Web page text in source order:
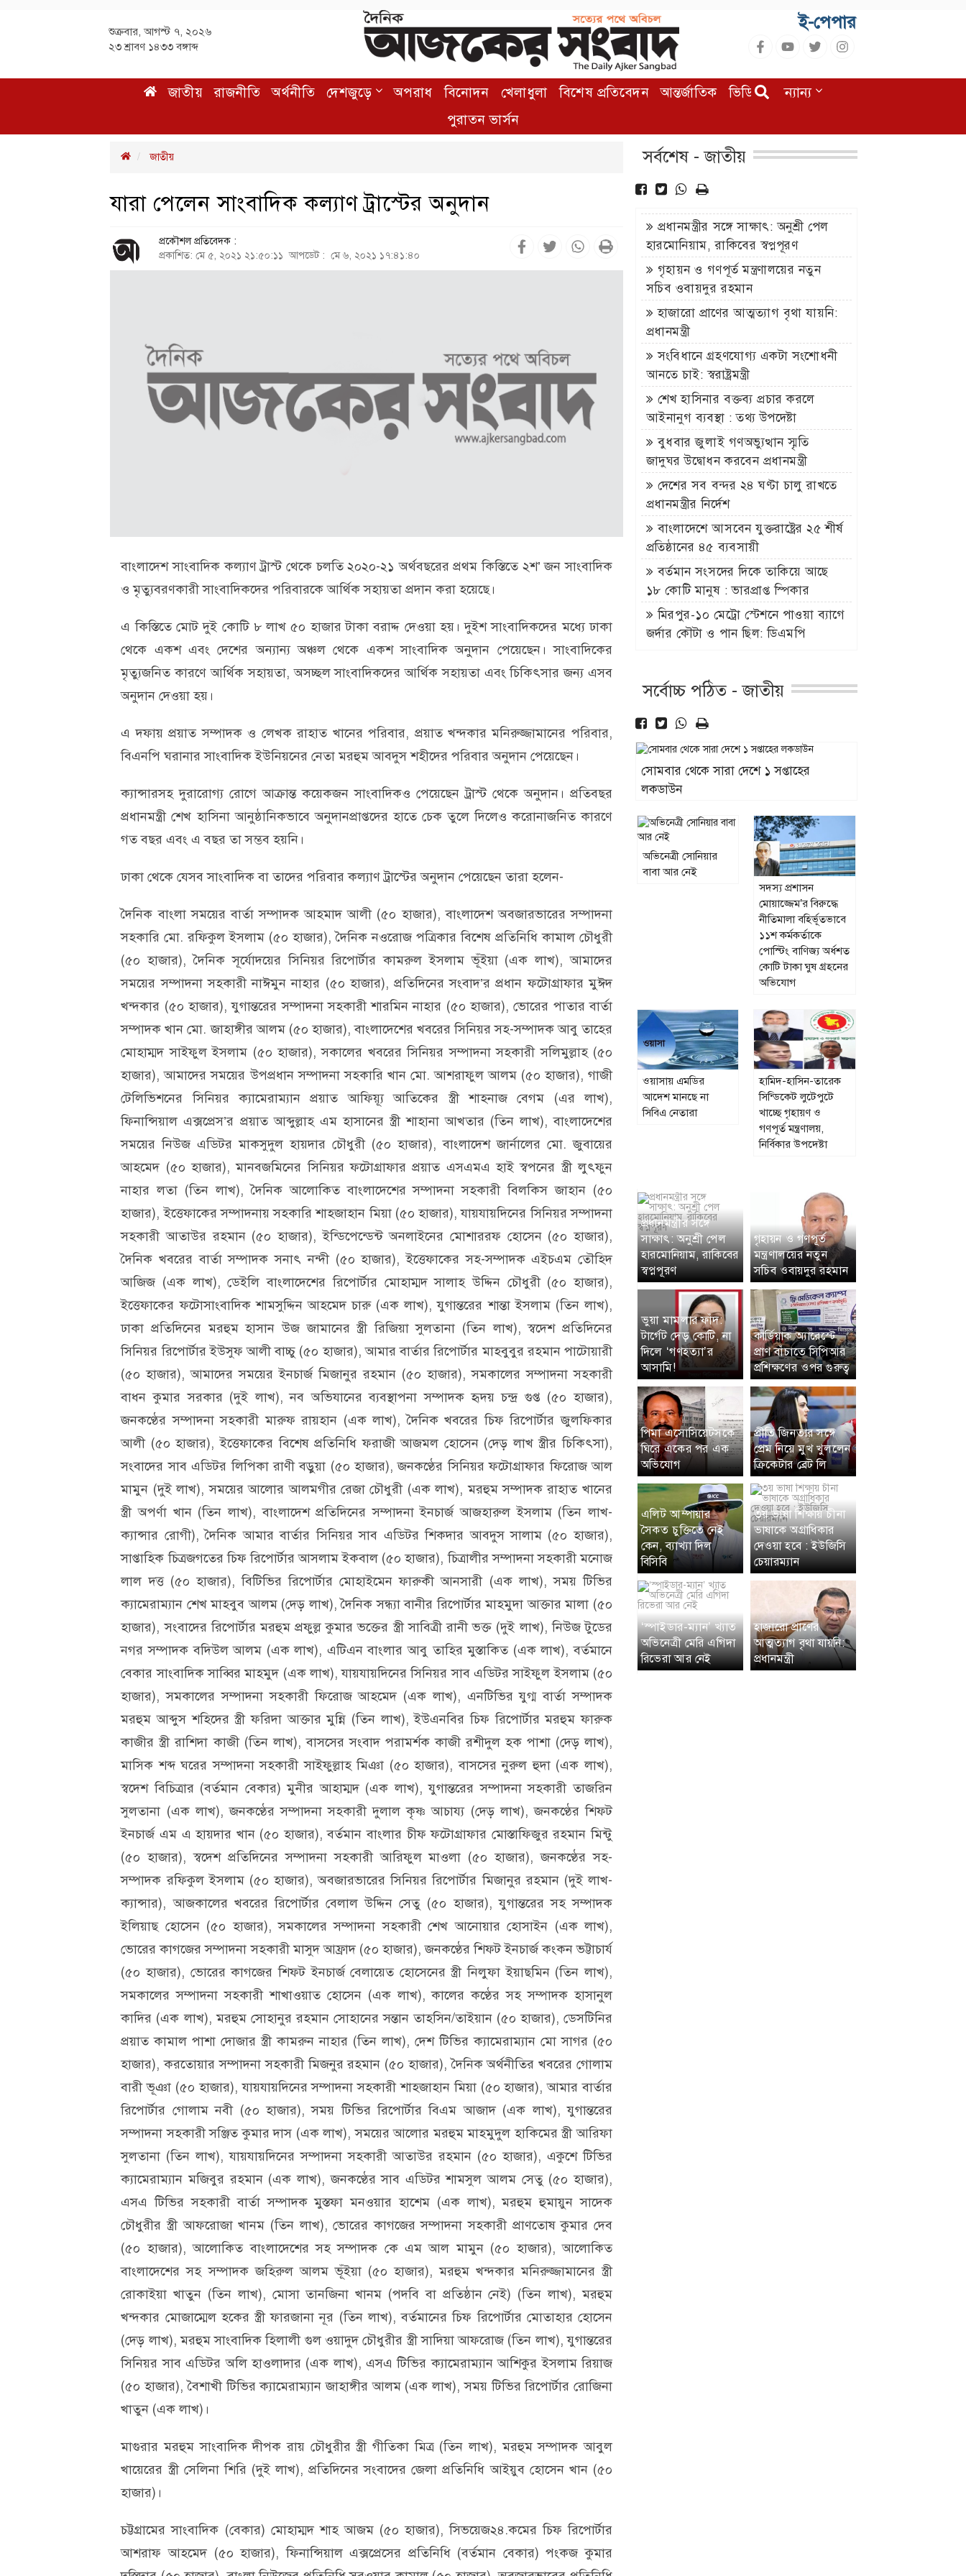
শুক্রবার, আগস্ট ৭, ২০২৬
২৩ শ্রাবণ ১৪৩৩ বঙ্গাব্দ
ই-পেপার
জাতীয় রাজনীতি অর্থনীতি দেশজুড়ে অপরাধ বিনোদন খেলাধুলা বিশেষ প্রতিবেদন আন্তর্জাতিক ভিডিও
অন্যান্য
পুরাতন ভার্সন
জাতীয়
যারা পেলেন সাংবাদিক কল্যাণ ট্রাস্টের অনুদান
প্রকৌশল প্রতিবেদক :
প্রকাশিত: মে ৫, ২০২১ ২১:৫০:১১ আপডেট : মে ৬, ২০২১ ১৭:৪১:৪০
বাংলাদেশ সাংবাদিক কল্যাণ ট্রাস্ট থেকে চলতি ২০২০-২১ অর্থবছরের প্রথম কিস্তিতে ২শ’ জন সাংবাদিক
ও মৃত্যুবরণকারী সাংবাদিকদের পরিবারকে আর্থিক সহায়তা প্রদান করা হয়েছে।
এ কিস্তিতে মোট দুই কোটি ৮ লাখ ৫০ হাজার টাকা বরাদ্দ দেওয়া হয়। দুইশ সাংবাদিকদের মধ্যে ঢাকা
থেকে একশ এবং দেশের অন্যান্য অঞ্চল থেকে একশ সাংবাদিক অনুদান পেয়েছেন। সাংবাদিকের
মৃত্যুজনিত কারণে আর্থিক সহায়তা, অসচ্ছল সাংবাদিকদের আর্থিক সহায়তা এবং চিকিৎসার জন্য এসব
অনুদান দেওয়া হয়।
এ দফায় প্রয়াত সম্পাদক ও লেখক রাহাত খানের পরিবার, প্রয়াত খন্দকার মনিরুজ্জামানের পরিবার,
বিএনপি ঘরানার সাংবাদিক ইউনিয়নের নেতা মরহুম আবদুস শহীদের পরিবার অনুদান পেয়েছেন।
ক্যান্সারসহ দুরারোগ্য রোগে আক্রান্ত কয়েকজন সাংবাদিকও পেয়েছেন ট্রাস্ট থেকে অনুদান। প্রতিবছর
প্রধানমন্ত্রী শেখ হাসিনা আনুষ্ঠানিকভাবে অনুদানপ্রাপ্তদের হাতে চেক তুলে দিলেও করোনাজনিত কারণে
গত বছর এবং এ বছর তা সম্ভব হয়নি।
ঢাকা থেকে যেসব সাংবাদিক বা তাদের পরিবার কল্যাণ ট্রাস্টের অনুদান পেয়েছেন তারা হলেন-
দৈনিক বাংলা সময়ের বার্তা সম্পাদক আহমাদ আলী (৫০ হাজার), বাংলাদেশ অবজারভারের সম্পাদনা
সহকারি মো. রফিকুল ইসলাম (৫০ হাজার), দৈনিক নওরোজ পত্রিকার বিশেষ প্রতিনিধি কামাল চৌধুরী
(৫০ হাজার), দৈনিক সূর্যোদয়ের সিনিয়র রিপোর্টার কামরুল ইসলাম ভূঁইয়া (এক লাখ), আমাদের
সময়ের সম্পাদনা সহকারী নাঈমুন নাহার (৫০ হাজার), প্রতিদিনের সংবাদ’র প্রধান ফটোগ্রাফার মুঈদ
খন্দকার (৫০ হাজার), যুগান্তরের সম্পাদনা সহকারী শারমিন নাহার (৫০ হাজার), ভোরের পাতার বার্তা
সম্পাদক খান মো. জাহাঙ্গীর আলম (৫০ হাজার), বাংলাদেশের খবরের সিনিয়র সহ-সম্পাদক আবু তাহের
মোহাম্মদ সাইফুল ইসলাম (৫০ হাজার), সকালের খবরের সিনিয়র সম্পাদনা সহকারী সলিমুল্লাহ (৫০
হাজার), আমাদের সময়ের উপপ্রধান সম্পাদনা সহকারি খান মো. আশরাফুল আলম (৫০ হাজার), গাজী
টেলিভিশনের সিনিয়র ক্যামেরাম্যান প্রয়াত আফিয়্যূ আতিকের স্ত্রী শাহনাজ বেগম (এর লাখ),
ফিনান্সিয়াল এক্সপ্রেস’র প্রয়াত আব্দুল্লাহ এম হাসানের স্ত্রী শাহানা আখতার (তিন লাখ), বাংলাদেশের
সময়ের নিউজ এডিটর মাকসুদুল হায়দার চৌধুরী (৫০ হাজার), বাংলাদেশ জার্নালের মো. জুবায়ের
আহমেদ (৫০ হাজার), মানবজমিনের সিনিয়র ফটোগ্রাফার প্রয়াত এসএমএ হাই স্বপনের স্ত্রী লুৎফুন
নাহার লতা (তিন লাখ), দৈনিক আলোকিত বাংলাদেশের সম্পাদনা সহকারী বিলকিস জাহান (৫০
হাজার), ইত্তেফাকের সম্পাদনায় সহকারি শাহজাহান মিয়া (৫০ হাজার), যায়যায়দিনের সিনিয়র সম্পাদনা
সহকারী আতাউর রহমান (৫০ হাজার), ইন্ডিপেন্ডেন্ট অনলাইনের মোশাররফ হোসেন (৫০ হাজার),
দৈনিক খবরের বার্তা সম্পাদক সনাৎ নন্দী (৫০ হাজার), ইত্তেফাকের সহ-সম্পাদক এইচএম তৌহিদ
আজিজ (এক লাখ), ডেইলি বাংলাদেশের রিপোর্টার মোহাম্মদ সালাহ উদ্দিন চৌধুরী (৫০ হাজার),
ইত্তেফাকের ফটোসাংবাদিক শামসুদ্দিন আহমেদ চারু (এক লাখ), যুগান্তরের শান্তা ইসলাম (তিন লাখ),
ঢাকা প্রতিদিনের মরহুম হাসান উজ জামানের স্ত্রী রিজিয়া সুলতানা (তিন লাখ), স্বদেশ প্রতিদিনের
সিনিয়র রিপোর্টার ইউসুফ আলী বাচ্চু (৫০ হাজার), আমার বার্তার রিপোর্টার মাহবুবুর রহমান পাটোয়ারী
(৫০ হাজার), আমাদের সময়ের ইনচার্জ মিজানুর রহমান (৫০ হাজার), সমকালের সম্পাদনা সহকারী
বাধন কুমার সরকার (দুই লাখ), নব অভিযানের ব্যবস্থাপনা সম্পাদক হৃদয় চন্দ্র গুপ্ত (৫০ হাজার),
জনকণ্ঠের সম্পাদনা সহকারী মারুফ রায়হান (এক লাখ), দৈনিক খবরের চিফ রিপোর্টার জুলফিকার
আলী (৫০ হাজার), ইত্তেফাকের বিশেষ প্রতিনিধি ফরাজী আজমল হোসেন (দেড় লাখ স্ত্রীর চিকিৎসা),
সংবাদের সাব এডিটর লিপিকা রাণী বড়ুয়া (৫০ হাজার), জনকণ্ঠের সিনিয়র ফটোগ্রাফার ফিরোজ আল
মামুন (দুই লাখ), সময়ের আলোর আলমগীর রেজা চৌধুরী (এক লাখ), মরহুম সম্পাদক রাহাত খানের
স্ত্রী অপর্ণা খান (তিন লাখ), বাংলাদেশ প্রতিদিনের সম্পাদনা ইনচার্জ আজহারুল ইসলাম (তিন লাখ-
ক্যান্সার রোগী), দৈনিক আমার বার্তার সিনিয়র সাব এডিটর শিকদার আবদুস সালাম (৫০ হাজার),
সাপ্তাহিক চিত্রজগতের চিফ রিপোর্টার আসলাম ইকবাল (৫০ হাজার), চিত্রালীর সম্পাদনা সহকারী মনোজ
লাল দত্ত (৫০ হাজার), বিটিভির রিপোর্টার মোহাইমেন ফারুকী আনসারী (এক লাখ), সময় টিভির
ক্যামেরাম্যান শেখ মাহবুব আলম (দেড় লাখ), দৈনিক সন্ধ্যা বানীর রিপোর্টার মাহমুদা আক্তার মালা (৫০
হাজার), সংবাদের রিপোর্টার মরহুম প্রফুল্ল কুমার ভক্তের স্ত্রী সাবিত্রী রানী ভক্ত (দুই লাখ), নিউজ টুডের
নগর সম্পাদক বদিউল আলম (এক লাখ), এটিএন বাংলার আবু তাহির মুস্তাকিত (এক লাখ), বর্তমানে
বেকার সাংবাদিক সাব্বির মাহমুদ (এক লাখ), যায়যায়দিনের সিনিয়র সাব এডিটর সাইফুল ইসলাম (৫০
হাজার), সমকালের সম্পাদনা সহকারী ফিরোজ আহমেদ (এক লাখ), এনটিভির যুগ্ম বার্তা সম্পাদক
মরহুম আব্দুস শহিদের স্ত্রী ফরিদা আক্তার মুন্নি (তিন লাখ), ইউএনবির চিফ রিপোর্টার মরহুম ফারুক
কাজীর স্ত্রী রাশিদা কাজী (তিন লাখ), বাসসের সংবাদ পরামর্শক কাজী রশীদুল হক পাশা (দেড় লাখ),
মাসিক শব্দ ঘরের সম্পাদনা সহকারী সাইফুল্লাহ মিঞা (৫০ হাজার), বাসসের নুরুল হুদা (এক লাখ),
স্বদেশ বিচিত্রার (বর্তমান বেকার) মুনীর আহাম্মদ (এক লাখ), যুগান্তরের সম্পাদনা সহকারী তাজরিন
সুলতানা (এক লাখ), জনকণ্ঠের সম্পাদনা সহকারী দুলাল কৃষ্ণ আচায্য (দেড় লাখ), জনকণ্ঠের শিফট
ইনচার্জ এম এ হায়দার খান (৫০ হাজার), বর্তমান বাংলার চীফ ফটোগ্রাফার মোস্তাফিজুর রহমান মিন্টু
(৫০ হাজার), স্বদেশ প্রতিদিনের সম্পাদনা সহকারী আরিফুল মাওলা (৫০ হাজার), জনকণ্ঠের সহ-
সম্পাদক রফিকুল ইসলাম (৫০ হাজার), অবজারভারের সিনিয়র রিপোর্টার মিজানুর রহমান (দুই লাখ-
ক্যান্সার), আজকালের খবরের রিপোর্টার বেলাল উদ্দিন সেতু (৫০ হাজার), যুগান্তরের সহ সম্পাদক
ইলিয়াছ হোসেন (৫০ হাজার), সমকালের সম্পাদনা সহকারী শেখ আনোয়ার হোসাইন (এক লাখ),
ভোরের কাগজের সম্পাদনা সহকারী মাসুদ আফ্রাদ (৫০ হাজার), জনকণ্ঠের শিফট ইনচার্জ কংকন ভট্টাচার্য
(৫০ হাজার), ভোরের কাগজের শিফট ইনচার্জ বেলায়েত হোসেনের স্ত্রী নিলুফা ইয়াছমিন (তিন লাখ),
সমকালের সম্পাদনা সহকারী শাখাওয়াত হোসেন (এক লাখ), কালের কণ্ঠের সহ সম্পাদক হাসানুল
কাদির (এক লাখ), মরহুম সোহানুর রহমান সোহানের সন্তান তাহসিন/তাইয়ান (৫০ হাজার), ডেসটিনির
প্রয়াত কামাল পাশা দোজার স্ত্রী কামরুন নাহার (তিন লাখ), দেশ টিভির ক্যামেরাম্যান মো সাগর (৫০
হাজার), করতোয়ার সম্পাদনা সহকারী মিজনুর রহমান (৫০ হাজার), দৈনিক অর্থনীতির খবরের গোলাম
বারী ভূঞা (৫০ হাজার), যায়যায়দিনের সম্পাদনা সহকারী শাহজাহান মিয়া (৫০ হাজার), আমার বার্তার
রিপোর্টার গোলাম নবী (৫০ হাজার), সময় টিভির রিপোর্টার বিএম আজাদ (এক লাখ), যুগান্তরের
সম্পাদনা সহকারী সঞ্জিত কুমার দাস (এক লাখ), সময়ের আলোর মরহুম মাহমুদুল হাকিমের স্ত্রী আরিফা
সুলতানা (তিন লাখ), যায়যায়দিনের সম্পাদনা সহকারী আতাউর রহমান (৫০ হাজার), একুশে টিভির
ক্যামেরাম্যান মজিবুর রহমান (এক লাখ), জনকণ্ঠের সাব এডিটর শামসুল আলম সেতু (৫০ হাজার),
এসএ টিভির সহকারী বার্তা সম্পাদক মুস্তফা মনওয়ার হাশেম (এক লাখ), মরহুম হুমায়ুন সাদেক
চৌধুরীর স্ত্রী আফরোজা খানম (তিন লাখ), ভোরের কাগজের সম্পাদনা সহকারী প্রাণতোষ কুমার দেব
(৫০ হাজার), আলোকিত বাংলাদেশের সহ সম্পাদক কে এম আল মামুন (৫০ হাজার), আলোকিত
বাংলাদেশের সহ সম্পাদক জহিরুল আলম ভূঁইয়া (৫০ হাজার), মরহুম খন্দকার মনিরুজ্জামানের স্ত্রী
রোকাইয়া খাতুন (তিন লাখ), মোসা তানজিনা খানম (পদবি বা প্রতিষ্ঠান নেই) (তিন লাখ), মরহুম
খন্দকার মোজাম্মেল হকের স্ত্রী ফারজানা নূর (তিন লাখ), বর্তমানের চিফ রিপোর্টার মোতাহার হোসেন
(দেড় লাখ), মরহুম সাংবাদিক হিলালী গুল ওয়াদুদ চৌধুরীর স্ত্রী সাদিয়া আফরোজ (তিন লাখ), যুগান্তরের
সিনিয়র সাব এডিটর অলি হাওলাদার (এক লাখ), এসএ টিভির ক্যামেরাম্যান আশিকুর ইসলাম রিয়াজ
(৫০ হাজার), বৈশাখী টিভির ক্যামেরাম্যান জাহাঙ্গীর আলম (এক লাখ), সময় টিভির রিপোর্টার রোজিনা
খাতুন (এক লাখ)।
মাগুরার মরহুম সাংবাদিক দীপক রায় চৌধুরীর স্ত্রী গীতিকা মিত্র (তিন লাখ), মরহুম সম্পাদক আবুল
খায়েরের স্ত্রী সেলিনা শিরি (দুই লাখ), প্রতিদিনের সংবাদের জেলা প্রতিনিধি আইয়ুব হোসেন খান (৫০
হাজার)।
চট্টগ্রামের সাংবাদিক (বেকার) মোহাম্মদ শাহ আজম (৫০ হাজার), সিভয়েজ২৪.কমের চিফ রিপোর্টার
আশরাফ আহমেদ (৫০ হাজার), ফিনান্সিয়াল এক্সপ্রেসের প্রতিনিধি (বর্তমান বেকার) পংকজ কুমার
সর্বশেষ - জাতীয়
প্রধানমন্ত্রীর সঙ্গে সাক্ষাৎ: অনুশ্রী পেল
হারমোনিয়াম, রাকিবের স্বপ্নপূরণ
গৃহায়ন ও গণপূর্ত মন্ত্রণালয়ের নতুন
সচিব ওবায়দুর রহমান
হাজারো প্রাণের আত্মত্যাগ বৃথা যায়নি:
প্রধানমন্ত্রী
সংবিধানে গ্রহণযোগ্য একটা সংশোধনী
আনতে চাই: স্বরাষ্ট্রমন্ত্রী
শেখ হাসিনার বক্তব্য প্রচার করলে
আইনানুগ ব্যবস্থা : তথ্য উপদেষ্টা
বুধবার জুলাই গণঅভ্যুত্থান স্মৃতি
জাদুঘর উদ্বোধন করবেন প্রধানমন্ত্রী
দেশের সব বন্দর ২৪ ঘণ্টা চালু রাখতে
প্রধানমন্ত্রীর নির্দেশ
বাংলাদেশে আসবেন যুক্তরাষ্ট্রের ২৫ শীর্ষ
প্রতিষ্ঠানের ৪৫ ব্যবসায়ী
বর্তমান সংসদের দিকে তাকিয়ে আছে
১৮ কোটি মানুষ : ভারপ্রাপ্ত স্পিকার
মিরপুর-১০ মেট্রো স্টেশনে পাওয়া ব্যাগে
জর্দার কৌটা ও পান ছিল: ডিএমপি
সর্বোচ্চ পঠিত - জাতীয়
সোমবার থেকে সারা দেশে ১ সপ্তাহের
লকডাউন
অভিনেত্রী সোনিয়ার
বাবা আর নেই
সদস্য প্রশাসন
মোয়াজ্জেম’র বিরুদ্ধে
নীতিমালা বহির্ভূতভাবে
১১শ কর্মকর্তাকে
পোস্টিং বাণিজ্য অর্ধশত
কোটি টাকা ঘুষ গ্রহনের
অভিযোগ
ওয়াসায় এমডির
আদেশ মানছে না
সিবিএ নেতারা
হামিদ-হাসিন-তারেক
সিন্ডিকেট লুটেপুটে
খাচ্ছে গৃহায়ণ ও
গণপূর্ত মন্ত্রণালয়,
নির্বিকার উপদেষ্টা
প্রধানমন্ত্রীর সঙ্গে
সাক্ষাৎ: অনুশ্রী পেল
হারমোনিয়াম, রাকিবের
স্বপ্নপূরণ
গৃহায়ন ও গণপূর্ত
মন্ত্রণালয়ের নতুন
সচিব ওবায়দুর রহমান
​ভুয়া মামলার ফাঁদ:
টার্গেট দেড় কোটি, না
দিলে ‘গণহত্যা’র
আসামি!
কার্ডিয়াক অ্যারেস্টে
প্রাণ বাঁচাতে সিপিআর
প্রশিক্ষণের ওপর গুরুত্ব
পিমা এসোসিয়েটসকে
ঘিরে একের পর এক
অভিযোগ
প্রীতি জিনতার সঙ্গে
প্রেম নিয়ে মুখ খুললেন
ক্রিকেটার ব্রেট লি
এলিট আম্পায়ার
সৈকত চুক্তিতে নেই
কেন, ব্যাখ্যা দিল
বিসিবি
৩য় ভাষা শিক্ষায় চীনা
ভাষাকে অগ্রাধিকার
দেওয়া হবে : ইউজিসি
চেয়ারম্যান
‘স্পাইডার-ম্যান’ খ্যাত
অভিনেত্রী মেরি এগিদা
রিভেরা আর নেই
হাজারো প্রাণের
আত্মত্যাগ বৃথা যায়নি:
প্রধানমন্ত্রী